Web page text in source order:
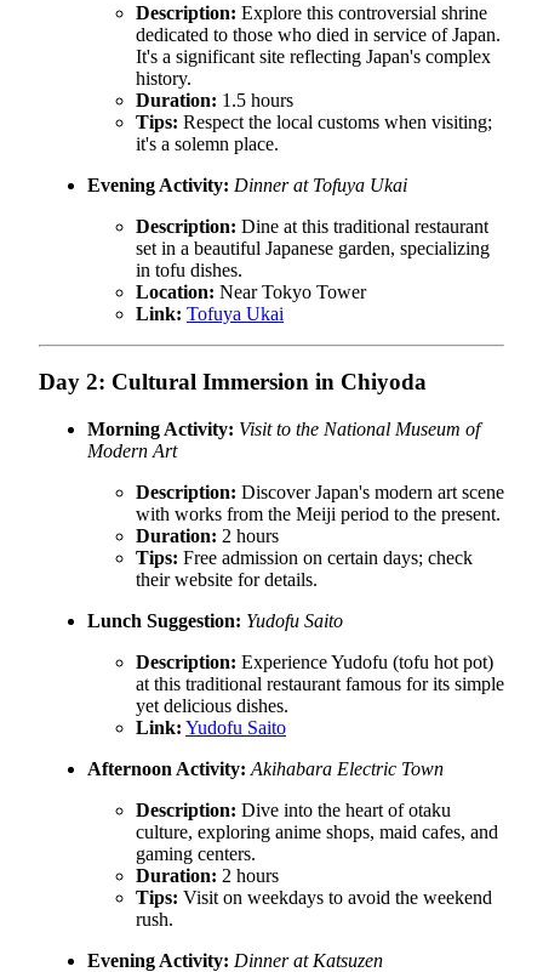
Description: Explore this controversial shrine
dedicated to those who died in service of Japan.
It's a significant site reflecting Japan's complex
history.
Duration: 1.5 hours
Tips: Respect the local customs when visiting;
it's a solemn place.
Evening Activity: Dinner at Tofuya Ukai
Description: Dine at this traditional restaurant
set in a beautiful Japanese garden, specializing
in tofu dishes.
Location: Near Tokyo Tower
Link: Tofuya Ukai
Day 2: Cultural Immersion in Chiyoda
Morning Activity: Visit to the National Museum of
Modern Art
Description: Discover Japan's modern art scene
with works from the Meiji period to the present.
Duration: 2 hours
Tips: Free admission on certain days; check
their website for details.
Lunch Suggestion: Yudofu Saito
Description: Experience Yudofu (tofu hot pot)
at this traditional restaurant famous for its simple
yet delicious dishes.
Link: Yudofu Saito
Afternoon Activity: Akihabara Electric Town
Description: Dive into the heart of otaku
culture, exploring anime shops, maid cafes, and
gaming centers.
Duration: 2 hours
Tips: Visit on weekdays to avoid the weekend
rush.
Evening Activity: Dinner at Katsuzen